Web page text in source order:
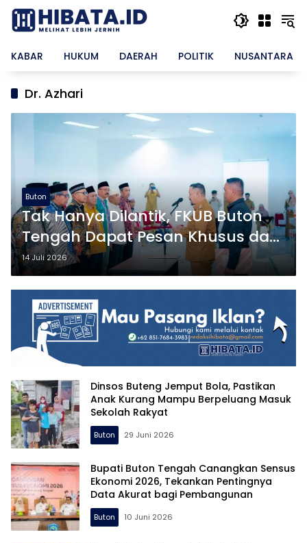
Langsung
konten
KABAR
HUKUM DAERAH POLITIK NUSANTARA
Dr. Azhari
Buton
Tak Hanya Dilantik, FKUB Buton
Tengah Dapat Pesan Khusus dari
Bupati Azhari
14 Juli 2026
Dinsos Buteng Jemput Bola, Pastikan
Anak Kurang Mampu Berpeluang Masuk
Sekolah Rakyat
Buton 29 Juni 2026
Bupati Buton Tengah Canangkan Sensus
Ekonomi 2026, Tekankan Pentingnya
Data Akurat bagi Pembangunan
Buton 10 Juni 2026